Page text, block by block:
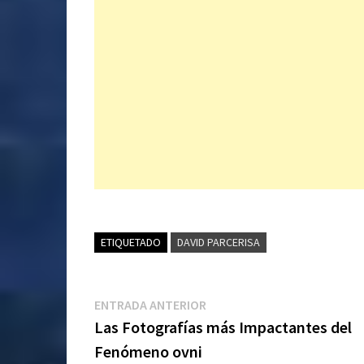
ETIQUETADO DAVID PARCERISA
Navegación
de
ENTRADA ANTERIOREntrada
anterior:
Las Fotografías más Impactantes del
Fenómeno ovni